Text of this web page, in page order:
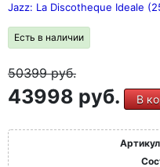
Jazz: La Discotheque Ideale
Есть в наличии
50399руб.
43998 руб. В